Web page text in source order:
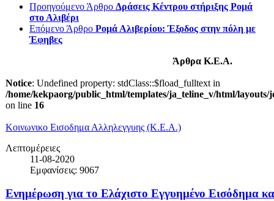
Προηγούμενο Άρθρο Δράσεις Κέντρου στήριξης Ρομά
στο Αλιβέρι
Επόμενο Άρθρο Ρομά Αλιβερίου: Έξοδος στην πόλη με
Έφηβες
Άρθρα Κ.Ε.Α.
Notice: Undefined property: stdClass::$fload_fulltext in
/home/kekpaorg/public_html/templates/ja_teline_v/html/
on line 16
Κοινωνικο Εισοδημα Αλληλεγγυης (Κ.Ε.Α.)
Λεπτομέρειες
11-08-2020
Εμφανίσεις: 9067
Ενημέρωση για το Ελάχιστο Εγγυημένο Εισόδημα